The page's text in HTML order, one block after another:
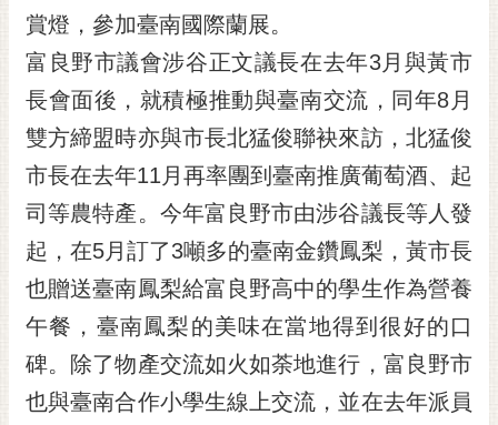
訂
閱
RSS
訂
閱
電
子
報
市
民
信
箱
English
日
賞燈，參加臺南國際蘭展。
富良野市議會涉谷正文議長在去年3月與黃市
長會面後，就積極推動與臺南交流，同年8月
雙方締盟時亦與市長北猛俊聯袂來訪，北猛俊
市長在去年11月再率團到臺南推廣葡萄酒、起
司等農特產。今年富良野市由涉谷議長等人發
起，在5月訂了3噸多的臺南金鑽鳳梨，黃市長
也贈送臺南鳳梨給富良野高中的學生作為營養
午餐，臺南鳳梨的美味在當地得到很好的口
碑。除了物產交流如火如荼地進行，富良野市
也與臺南合作小學生線上交流，並在去年派員